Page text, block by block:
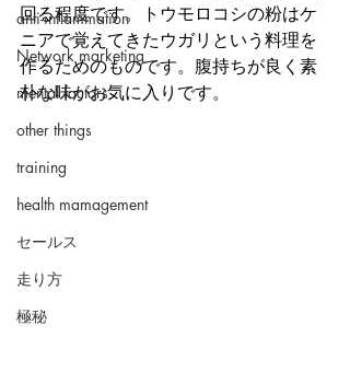
anti-inflammation
Network marketing
mental factors
other things
training
health mamagement
セールス
走り方
極秘
回る程度です。トウモロコシの粉はケ
ニアで覚えてきたウガリという料理を
作るためのものです。腹持ちが良く素
朴な味がお気に入りです。